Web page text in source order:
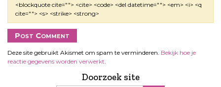
<blockquote cite=""> <cite> <code> <del datetime=""> <em> <i> <q
cite=""> <s> <strike> <strong>
Deze site gebruikt Akismet om spam te verminderen. Bekijk hoe je
reactie gegevens worden verwerkt
Doorzoek site